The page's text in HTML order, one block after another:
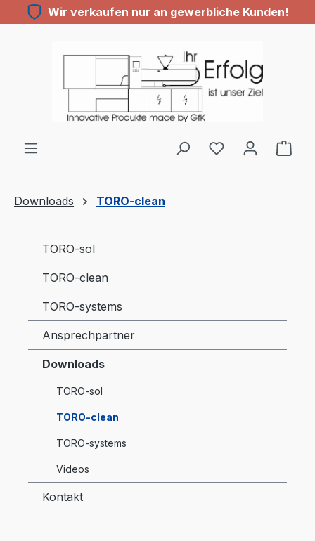
Zum Hauptinhalt springen
Wir verkaufen nur an gewerbliche Kunden!
Du hast 0
Downloads TORO-clean
TORO-sol
TORO-clean
TORO-systems
Ansprechpartner
Downloads
TORO-sol
TORO-clean
TORO-systems
Videos
Kontakt